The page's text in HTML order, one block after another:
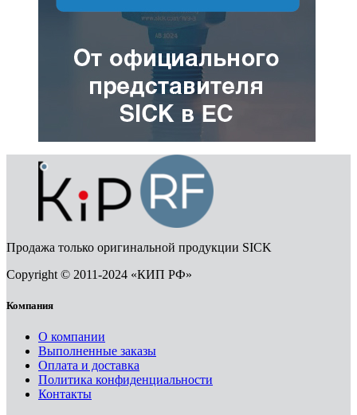
Продажа только оригинальной продукции SICK
Copyright © 2011-2024 «КИП РФ»
Компания
О компании
Выполненные заказы
Оплата и доставка
Политика конфиденциальности
Контакты